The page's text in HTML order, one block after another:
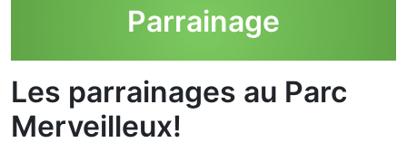
Parrainage
Les parrainages au Parc
Merveilleux!